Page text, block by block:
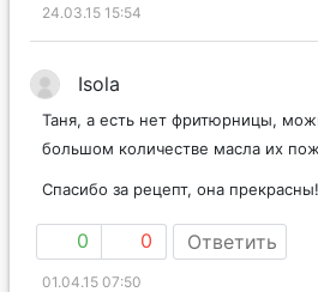
24.03.15 15:54
Isola
Таня, а есть нет фритюрницы,
большом количестве масла их
Спасибо за рецепт, она прекрасны!
0 0 Ответить
01.04.15 07:50